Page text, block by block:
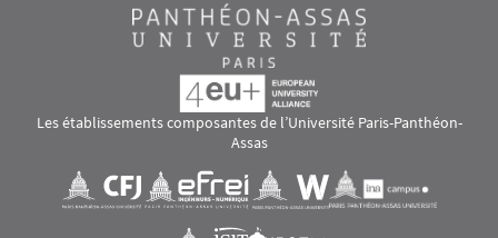
Les établissements composantes de l’Université Paris-Panthéon-
Assas
Visuel svgVisuel svg Visuel svgVisuel svg